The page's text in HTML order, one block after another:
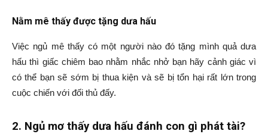
Nằm mê thấy được tặng dưa hấu
Việc ngủ mê thấy có một người nào đó tặng mình quả dưa
hấu thì giấc chiêm bao nhằm nhắc nhở bạn hãy cảnh giác vì
có thể bạn sẽ sớm bị thua kiện và sẽ bị tổn hại rất lớn trong
cuộc chiến với đối thủ đấy.
2. Ngủ mơ thấy dưa hấu đánh con gì phát tài?